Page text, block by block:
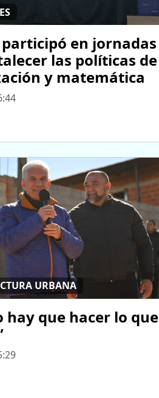
participó en jornadas
las políticas de
y matemática
URBANA
hay que hacer lo que